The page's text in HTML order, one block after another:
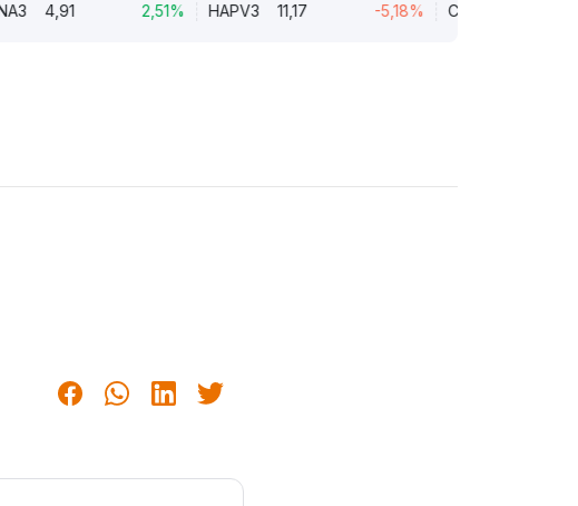
4,91 2,51% HAPV3 11,17 -5,18% CEAB3